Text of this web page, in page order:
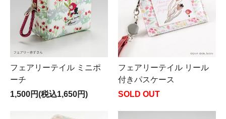
フェアリーテイル ミニポ
ーチ
1,500円(税込1,650円)
フェアリーテイル リール
付きパスケース
SOLD OUT